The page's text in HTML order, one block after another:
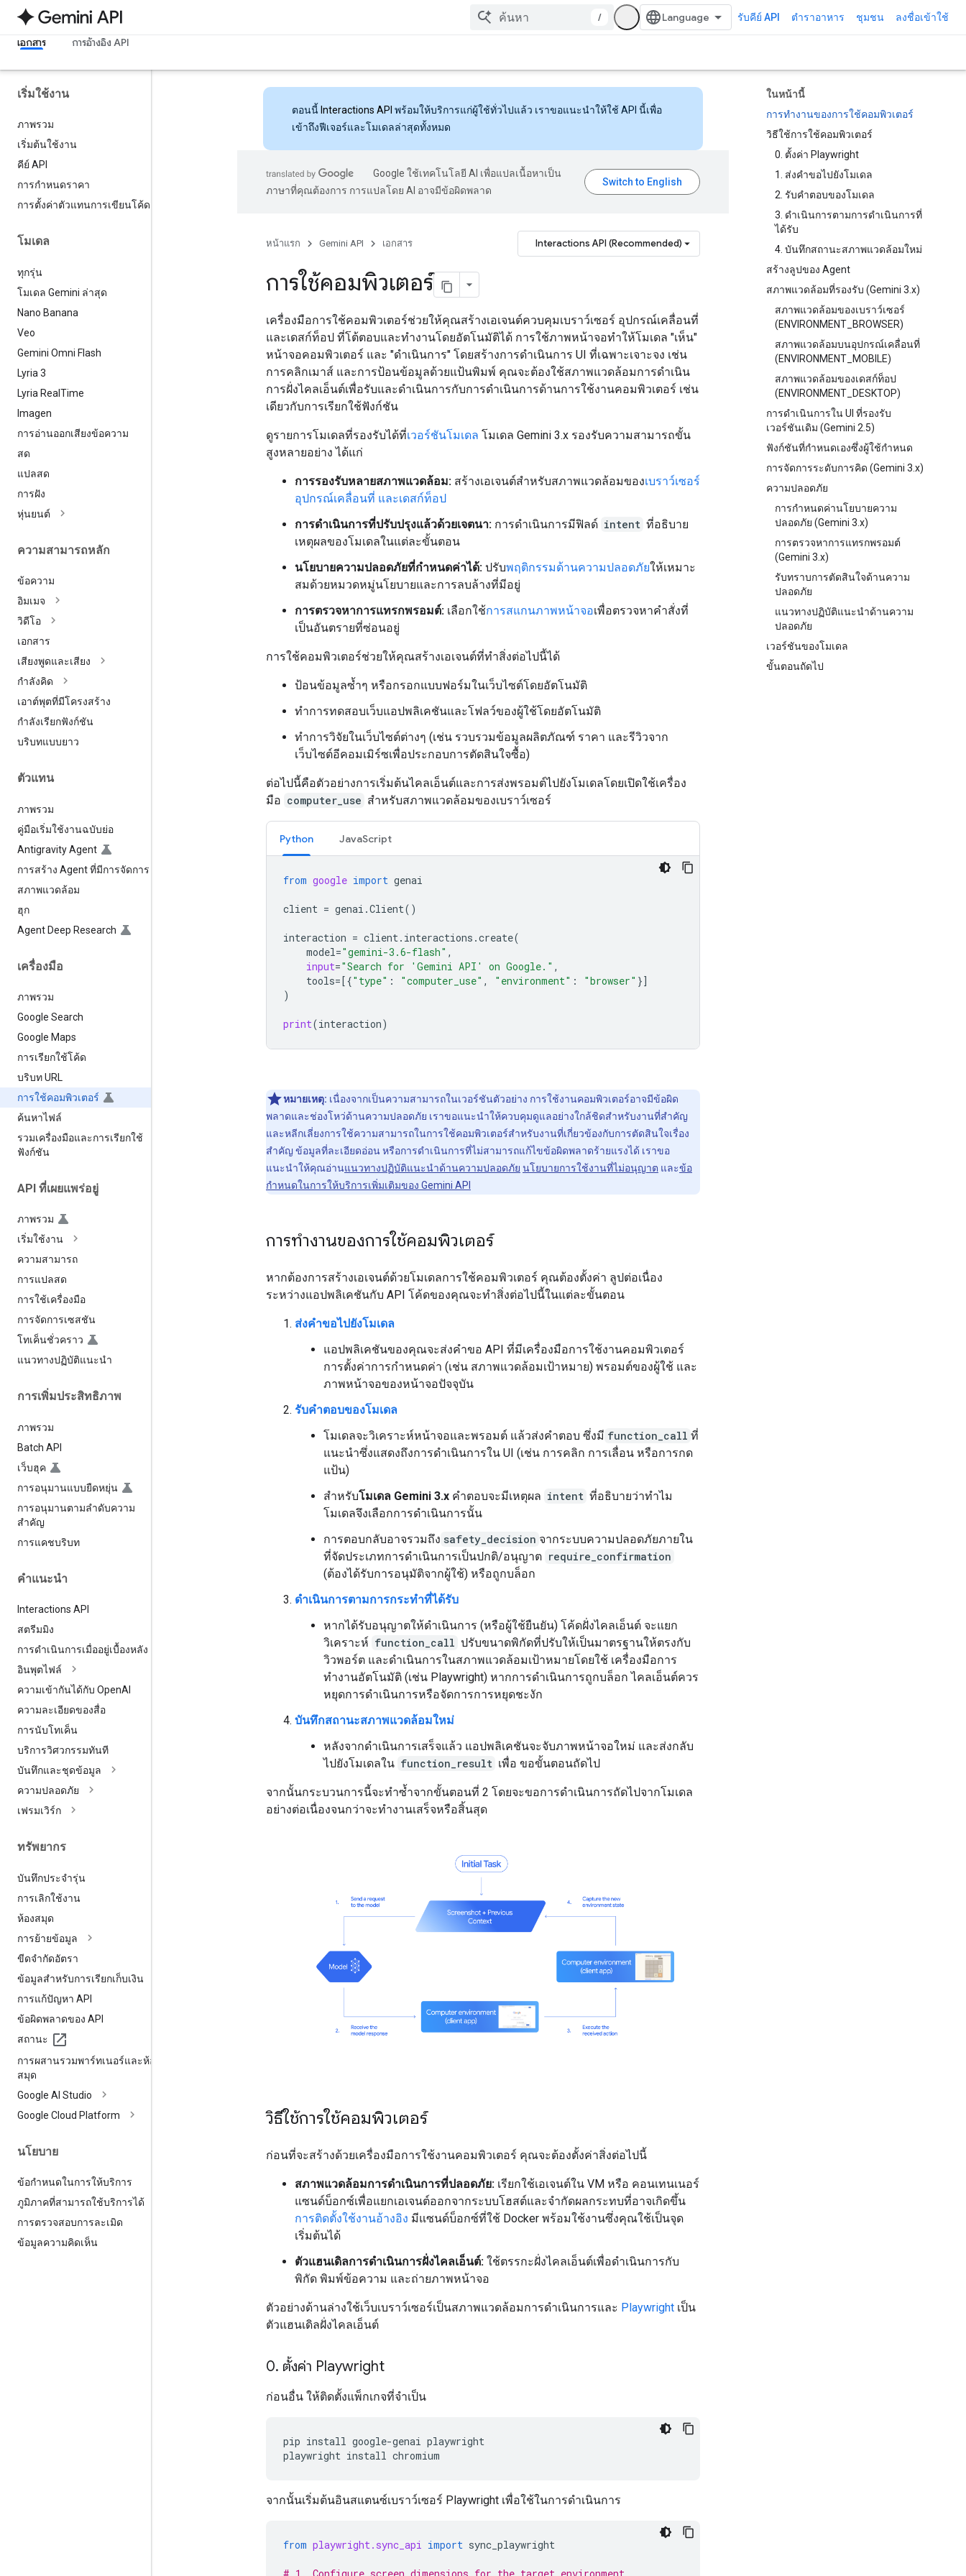
/ รับคีย์ API ตำราอาหาร ชุมชน ลงชื่อเข้าใช้
เอกสาร การอ้างอิง API
เริ่มใช้งาน
ภาพรวม
เริ่มต้นใช้งาน
คีย์ API
การกำหนดราคา
การตั้งค่าตัวแทนการเขียนโค้ด
โมเดล
ทุกรุ่น
โมเดล Gemini ล่าสุด
Nano Banana
Veo
Gemini Omni Flash
Lyria 3
Lyria Real Time
Imagen
การอ่านออกเสียงข้อความ
สด
แปลสด
การฝัง
หุ่นยนต์
ความสามารถหลัก
ข้อความ
อิมเมจ
วิดีโอ
เอกสาร
เสียงพูดและเสียง
กำลังคิด
เอาต์พุตที่มีโครงสร้าง
กำลังเรียกฟังก์ชัน
บริบทแบบยาว
ตัวแทน
ภาพรวม
คู่มือเริ่มใช้งานฉบับย่อ
Antigravity Agent
การสร้าง Agent ที่มีการจัดการ
สภาพแวดล้อม
ฮุก
Agent Deep Research
เครื่องมือ
ภาพรวม
Google Search
Google Maps
การเรียกใช้โค้ด
บริบท URL
การใช้คอมพิวเตอร์
ค้นหาไฟล์
รวมเครื่องมือและการเรียกใช้
ฟังก์ชัน
API ที่เผยแพร่อยู่
ภาพรวม
เริ่มใช้งาน
ความสามารถ
การแปลสด
การใช้เครื่องมือ
การจัดการเซสชัน
โทเค็นชั่วคราว
แนวทางปฏิบัติแนะนำ
การเพิ่มประสิทธิภาพ
ภาพรวม
Batch API
เว็บฮุค
การอนุมานแบบยืดหยุ่น
การอนุมานตามลำดับความ
สำคัญ
การแคชบริบท
คำแนะนำ
Interactions API
สตรีมมิง
การดำเนินการเมื่ออยู่เบื้องหลัง
อินพุตไฟล์
ความเข้ากันได้กับ OpenAI
ความละเอียดของสื่อ
การนับโทเค็น
บริการวิศวกรรมทันที
บันทึกและชุดข้อมูล
ความปลอดภัย
เฟรมเวิร์ก
ทรัพยากร
บันทึกประจำรุ่น
การเลิกใช้งาน
ห้องสมุด
การย้ายข้อมูล
ขีดจำกัดอัตรา
ข้อมูลสำหรับการเรียกเก็บเงิน
การแก้ปัญหา API
ข้อผิดพลาดของ API
สถานะ
การผสานรวมพาร์ทเนอร์และห้อง
สมุด
Google AI Studio
Google Cloud Platform
นโยบาย
ข้อกำหนดในการให้บริการ
ภูมิภาคที่สามารถใช้บริการได้
การตรวจสอบการละเมิด
ข้อมูลความคิดเห็น
ในหน้านี้
การทำงานของการใช้คอมพิวเตอร์
วิธีใช้การใช้คอมพิวเตอร์
0. ตั้งค่า Playwright
1. ส่งคำขอไปยังโมเดล
2. รับคำตอบของโมเดล
3. ดำเนินการตามการดำเนินการที่
ได้รับ
4. บันทึกสถานะสภาพแวดล้อมใหม่
สร้างลูปของ Agent
สภาพแวดล้อมที่รองรับ (Gemini 3.x)
สภาพแวดล้อมของเบราว์เซอร์
(ENVIRONMENT_BROWSER)
สภาพแวดล้อมบนอุปกรณ์เคลื่อนที่
(ENVIRONMENT_MOBILE)
สภาพแวดล้อมของเดสก์ท็อป
(ENVIRONMENT_DESKTOP)
การดำเนินการใน UI ที่รองรับ
เวอร์ชันเดิม (Gemini 2.5)
ฟังก์ชันที่กำหนดเองซึ่งผู้ใช้กำหนด
การจัดการระดับการคิด (Gemini 3.x)
ความปลอดภัย
การกำหนดค่านโยบายความ
ปลอดภัย (Gemini 3.x)
การตรวจหาการแทรกพรอมต์
(Gemini 3.x)
รับทราบการตัดสินใจด้านความ
ปลอดภัย
แนวทางปฏิบัติแนะนำด้านความ
ปลอดภัย
เวอร์ชันของโมเดล
ขั้นตอนถัดไป
ตอนนี้ Interactions API พร้อมให้บริการแก่ผู้ใช้ทั่วไปแล้ว เราขอแนะนำให้ใช้ API นี้เพื่อ
เข้าถึงฟีเจอร์และโมเดลล่าสุดทั้งหมด
Google ใช้เทคโนโลยี AI เพื่อแปลเนื้อหาเป็น
ภาษาที่คุณต้องการ การแปลโดย AI อาจมีข้อผิดพลาด
หน้าแรก Gemini API เอกสาร Interactions API (Recommended)
การใช้คอมพิวเตอร์
เครื่องมือการใช้คอมพิวเตอร์ช่วยให้คุณสร้างเอเจนต์ควบคุมเบราว์เซอร์ อุปกรณ์เคลื่อนที่
และเดสก์ท็อป ที่โต้ตอบและทำงานโดยอัตโนมัติได้ การใช้ภาพหน้าจอทำให้โมเดล "เห็น"
หน้าจอคอมพิวเตอร์ และ "ดำเนินการ" โดยสร้างการดำเนินการ UI ที่เฉพาะเจาะจง เช่น
การคลิกเมาส์ และการป้อนข้อมูลด้วยแป้นพิมพ์ คุณจะต้องใช้สภาพแวดล้อมการดำเนิน
การฝั่งไคลเอ็นต์เพื่อรับและดำเนินการกับการดำเนินการด้านการใช้งานคอมพิวเตอร์ เช่น
เดียวกับการเรียกใช้ฟังก์ชัน
ดูรายการโมเดลที่รองรับได้ที่เวอร์ชันโมเดล โมเดล Gemini 3.x รองรับความสามารถขั้น
สูงหลายอย่าง ได้แก่
การรองรับหลายสภาพแวดล้อม: สร้างเอเจนต์สำหรับสภาพแวดล้อมของเบราว์เซอร์
อุปกรณ์เคลื่อนที่ และเดสก์ท็อป
การดำเนินการที่ปรับปรุงแล้วด้วยเจตนา: การดำเนินการมีฟิลด์ intent ที่อธิบาย
เหตุผลของโมเดลในแต่ละขั้นตอน
นโยบายความปลอดภัยที่กำหนดค่าได้: ปรับพฤติกรรมด้านความปลอดภัยให้เหมาะ
สมด้วยหมวดหมู่นโยบายและการลบล้างที่มีอยู่
การตรวจหาการแทรกพรอมต์: เลือกใช้การสแกนภาพหน้าจอเพื่อตรวจหาคำสั่งที่
เป็นอันตรายที่ซ่อนอยู่
การใช้คอมพิวเตอร์ช่วยให้คุณสร้างเอเจนต์ที่ทำสิ่งต่อไปนี้ได้
ป้อนข้อมูลซ้ำๆ หรือกรอกแบบฟอร์มในเว็บไซต์โดยอัตโนมัติ
ทำการทดสอบเว็บแอปพลิเคชันและโฟลว์ของผู้ใช้โดยอัตโนมัติ
ทําการวิจัยในเว็บไซต์ต่างๆ (เช่น รวบรวมข้อมูลผลิตภัณฑ์ ราคา และรีวิวจาก
เว็บไซต์อีคอมเมิร์ซเพื่อประกอบการตัดสินใจซื้อ)
ต่อไปนี้คือตัวอย่างการเริ่มต้นไคลเอ็นต์และการส่งพรอมต์ไปยังโมเดลโดยเปิดใช้เครื่อง
มือ computer_use สำหรับสภาพแวดล้อมของเบราว์เซอร์
Python JavaScript
from google import genai
client = genai .Client()
interaction = client. interactions .create(
model="gemini-3.6-flash" ,
input="Search for 'Gemini API' on Google." ,
tools=[{"type" : "computer_use" , "environment" : "browser" }]
)
print(interaction)
หมายเหตุ: เนื่องจากเป็นความสามารถในเวอร์ชันตัวอย่าง การใช้งานคอมพิวเตอร์อาจมีข้อผิด
พลาดและช่องโหว่ด้านความปลอดภัย เราขอแนะนำให้ควบคุมดูแลอย่างใกล้ชิดสำหรับงานที่สำคัญ
และหลีกเลี่ยงการใช้ความสามารถในการใช้คอมพิวเตอร์สำหรับงานที่เกี่ยวข้องกับการตัดสินใจเรื่อง
สำคัญ ข้อมูลที่ละเอียดอ่อน หรือการดำเนินการที่ไม่สามารถแก้ไขข้อผิดพลาดร้ายแรงได้ เราขอ
แนะนำให้คุณอ่านแนวทางปฏิบัติแนะนำด้านความปลอดภัย นโยบายการใช้งานที่ไม่อนุญาต และข้อ
กำหนดในการให้บริการเพิ่มเติมของ Gemini API
การทำงานของการใช้คอมพิวเตอร์
หากต้องการสร้างเอเจนต์ด้วยโมเดลการใช้คอมพิวเตอร์ คุณต้องตั้งค่า ลูปต่อเนื่อง
ระหว่างแอปพลิเคชันกับ API โค้ดของคุณจะทำสิ่งต่อไปนี้ในแต่ละขั้นตอน
ส่งคำขอไปยังโมเดล
แอปพลิเคชันของคุณจะส่งคำขอ API ที่มีเครื่องมือการใช้งานคอมพิวเตอร์
การตั้งค่าการกำหนดค่า (เช่น สภาพแวดล้อมเป้าหมาย) พรอมต์ของผู้ใช้ และ
ภาพหน้าจอของหน้าจอปัจจุบัน
รับคำตอบของโมเดล
โมเดลจะวิเคราะห์หน้าจอและพรอมต์ แล้วส่งคำตอบ ซึ่งมี function_call ที่
แนะนำซึ่งแสดงถึงการดำเนินการใน UI (เช่น การคลิก การเลื่อน หรือการกด
แป้น)
สำหรับโมเดล Gemini 3.x คำตอบจะมีเหตุผล intent ที่อธิบายว่าทำไม
โมเดลจึงเลือกการดำเนินการนั้น
การตอบกลับอาจรวมถึง safety_decision จากระบบความปลอดภัยภายใน
ที่จัดประเภทการดำเนินการเป็นปกติ/อนุญาต require_confirmation
(ต้องได้รับการอนุมัติจากผู้ใช้) หรือถูกบล็อก
ดำเนินการตามการกระทำที่ได้รับ
หากได้รับอนุญาตให้ดำเนินการ (หรือผู้ใช้ยืนยัน) โค้ดฝั่งไคลเอ็นต์ จะแยก
วิเคราะห์ function_call ปรับขนาดพิกัดที่ปรับให้เป็นมาตรฐานให้ตรงกับ
วิวพอร์ต และดำเนินการในสภาพแวดล้อมเป้าหมายโดยใช้ เครื่องมือการ
ทำงานอัตโนมัติ (เช่น Playwright) หากการดำเนินการถูกบล็อก ไคลเอ็นต์ควร
หยุดการดำเนินการหรือจัดการการหยุดชะงัก
บันทึกสถานะสภาพแวดล้อมใหม่
หลังจากดำเนินการเสร็จแล้ว แอปพลิเคชันจะจับภาพหน้าจอใหม่ และส่งกลับ
ไปยังโมเดลใน function_result เพื่อ ขอขั้นตอนถัดไป
จากนั้นกระบวนการนี้จะทำซ้ำจากขั้นตอนที่ 2 โดยจะขอการดำเนินการถัดไปจากโมเดล
อย่างต่อเนื่องจนกว่าจะทำงานเสร็จหรือสิ้นสุด
วิธีใช้การใช้คอมพิวเตอร์
ก่อนที่จะสร้างด้วยเครื่องมือการใช้งานคอมพิวเตอร์ คุณจะต้องตั้งค่าสิ่งต่อไปนี้
สภาพแวดล้อมการดำเนินการที่ปลอดภัย: เรียกใช้เอเจนต์ใน VM หรือ คอนเทนเนอร์
แซนด์บ็อกซ์เพื่อแยกเอเจนต์ออกจากระบบโฮสต์และจำกัดผลกระทบที่อาจเกิดขึ้น
การติดตั้งใช้งานอ้างอิง มีแซนด์บ็อกซ์ที่ใช้ Docker พร้อมใช้งานซึ่งคุณใช้เป็นจุด
เริ่มต้นได้
ตัวแฮนเดิลการดำเนินการฝั่งไคลเอ็นต์: ใช้ตรรกะฝั่งไคลเอ็นต์เพื่อดำเนินการกับ
พิกัด พิมพ์ข้อความ และถ่ายภาพหน้าจอ
ตัวอย่างด้านล่างใช้เว็บเบราว์เซอร์เป็นสภาพแวดล้อมการดำเนินการและ Playwright เป็น
ตัวแฮนเดิลฝั่งไคลเอ็นต์
0. ตั้งค่า Playwright
ก่อนอื่น ให้ติดตั้งแพ็กเกจที่จำเป็น
pip install google-genai playwright
playwright install
จากนั้นเริ่มต้นอินสแตนซ์เบราว์เซอร์ Playwright เพื่อใช้ในการดำเนินการ
from playwright.sync_api import sync_playwright
# 1. Configure screen dimensions for the target environment